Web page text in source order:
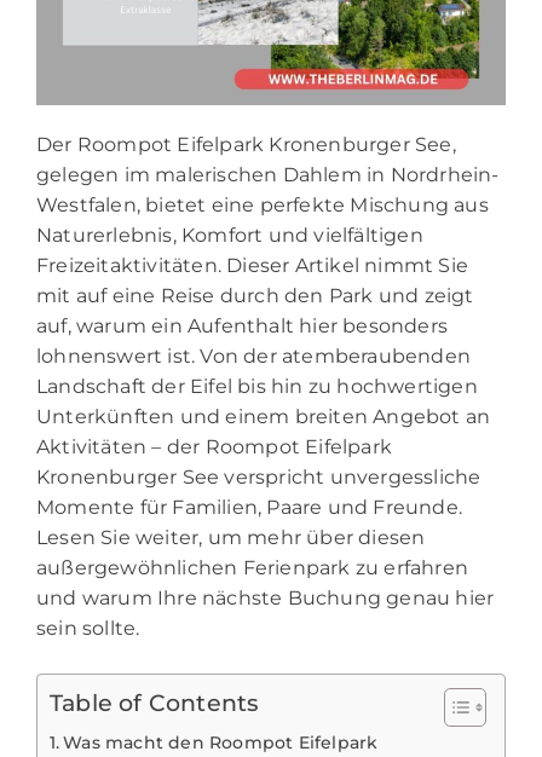
Der Roompot Eifelpark Kronenburger See,
gelegen im malerischen Dahlem in Nordrhein-
Westfalen, bietet eine perfekte Mischung aus
Naturerlebnis, Komfort und vielfältigen
Freizeitaktivitäten. Dieser Artikel nimmt Sie
mit auf eine Reise durch den Park und zeigt
auf, warum ein Aufenthalt hier besonders
lohnenswert ist. Von der atemberaubenden
Landschaft der Eifel bis hin zu hochwertigen
Unterkünften und einem breiten Angebot an
Aktivitäten – der Roompot Eifelpark
Kronenburger See verspricht unvergessliche
Momente für Familien, Paare und Freunde.
Lesen Sie weiter, um mehr über diesen
außergewöhnlichen Ferienpark zu erfahren
und warum Ihre nächste Buchung genau hier
sein sollte.
Table of Contents
Was macht den Roompot Eifelpark